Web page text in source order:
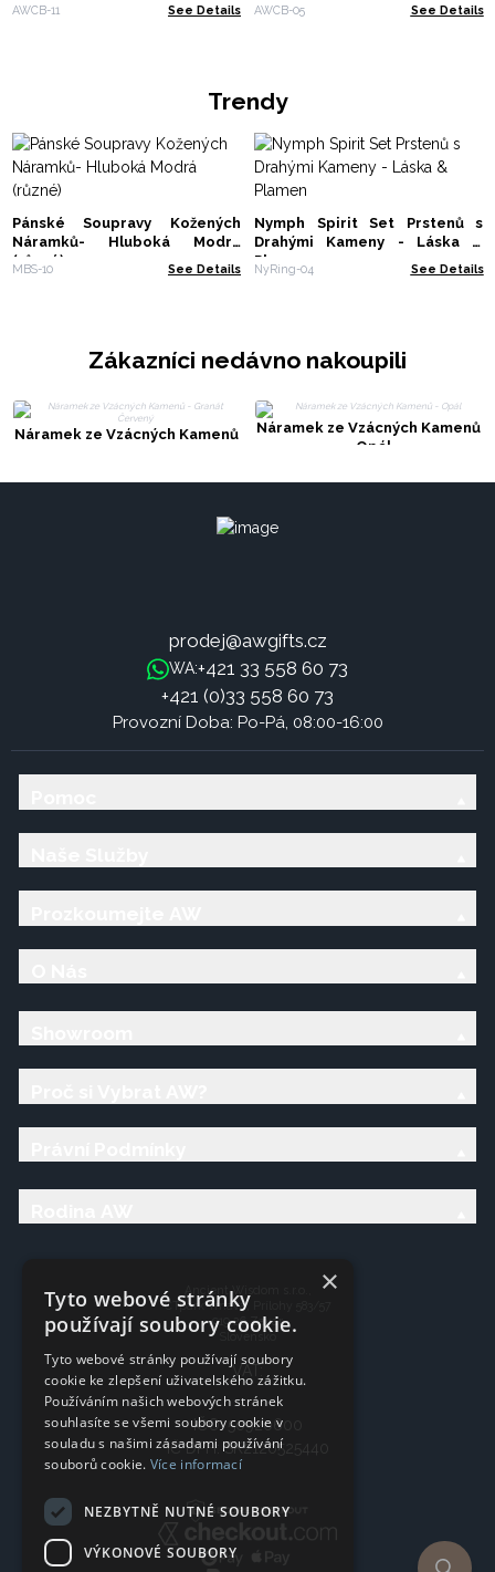
AWCB-11 See Details AWCB-05 See Details
Trendy
Pánské Soupravy Kožených
Náramků- Hluboká Modrá
(různé)
MBS-10 See Details
Nymph Spirit Set Prstenů s
Drahými Kameny - Láska &
Plamen
NyRing-04 See Details
Zákazníci nedávno nakoupili
Náramek ze Vzácných Kamenů
Náramek ze Vzácných Kamenů
- Opál
prodej@awgifts.cz
WA:+421 33 558 60 73
+421 (0)33 558 60 73
Provozní Doba: Po-Pá, 08:00-16:00
Ancient Wisdom s.r.o.,
CTpark Trnava, Prílohy 583/57
919 26 Zavar
Slovensko
IČO: 50920600
IČ DPH: SK2120525440
×
Tyto webové stránky
používají soubory cookie.
Tyto webové stránky používají soubory
cookie ke zlepšení uživatelského zážitku.
Používáním našich webových stránek
souhlasíte se všemi soubory cookie v
souladu s našimi zásadami používání
souborů cookie. Více informací
NEZBYTNĚ NUTNÉ SOUBORY
VÝKONOVÉ SOUBORY